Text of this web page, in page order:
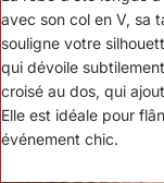
avec son col en V, sa
souligne votre
qui dévoile
croisé au dos, qui
Elle est idéale pour
événement chic.